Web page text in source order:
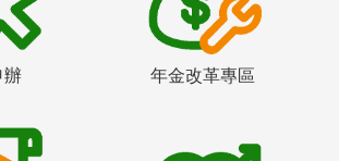
辦 年金改革專區